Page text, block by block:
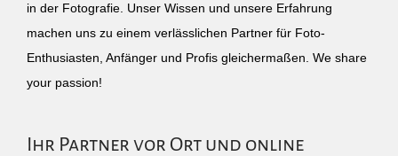
in der Fotografie. Unser Wissen und unsere Erfahrung
machen uns zu einem verlässlichen Partner für Foto-
Enthusiasten, Anfänger und Profis gleichermaßen. We share
your passion!
Ihr Partner vor Ort und online